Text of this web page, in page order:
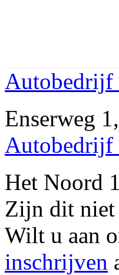
Autobedrijf
Enserweg
Autobedrijf
Het Noord
Zijn dit niet
Wilt u aan
inschrijven